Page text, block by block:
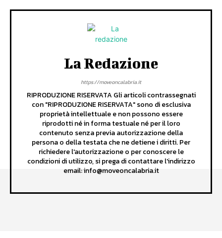
La Redazione
https://moveoncalabria.it
RIPRODUZIONE RISERVATA Gli articoli contrassegnati
con "RIPRODUZIONE RISERVATA" sono di esclusiva
proprietà intellettuale e non possono essere
riprodotti né in forma testuale né per il loro
contenuto senza previa autorizzazione della
persona o della testata che ne detiene i diritti. Per
richiedere l'autorizzazione o per conoscere le
condizioni di utilizzo, si prega di contattare l'indirizzo
email: info@moveoncalabria.it